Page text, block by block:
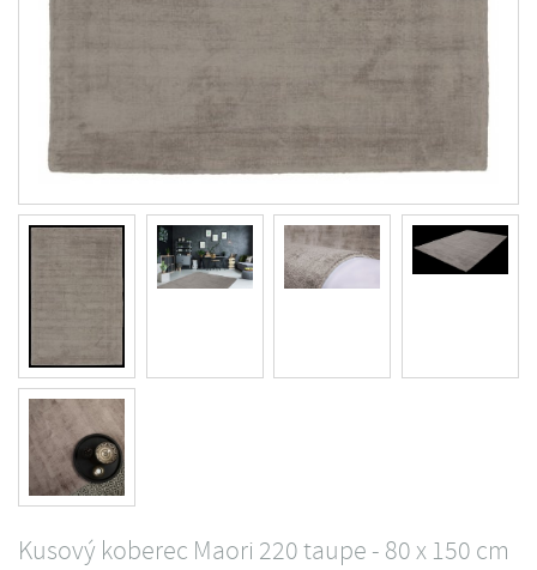
Kusový koberec Maori 220 taupe - 80 x 150 cm